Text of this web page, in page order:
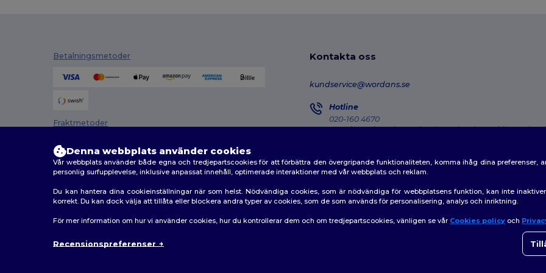
Betalningsmetoder
Fraktmetoder
Kontakta oss
kundservice@wordans.se
Hotline
020-160 4670
Monday - Thursday : 10h-13h & 14h-17h30 Friday : 10h-
2026. Alla rättigheter förbehållna
Denna webbplats använder cookies
Vår webbplats använder både egna och tredjepartscookies för att förbättra den övergripande funktionaliteten, komma ihåg dina preferenser,
personlig surfupplevelse, inklusive anpassat innehåll, optimerade interaktioner med vår webbplats och reklam.
Du kan hantera dina cookieinställningar när som helst. Nödvändiga cookies, som är nödvändiga för webbplatsens funktion, kan inte
korrekt. Du kan dock välja att tillåta eller blockera andra typer av cookies, som de som används för personalisering, analys och inriktning.
För mer information om hur vi använder cookies, hur du kontrollerar dem och om tredjepartscookies, vänligen se vår Cookies policy och
Recensionspreferenser
👋
Om